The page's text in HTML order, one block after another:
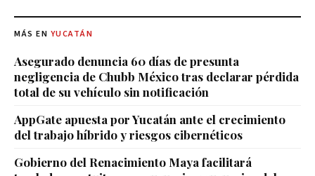
MÁS EN YUCATÁN
Asegurado denuncia 60 días de presunta
negligencia de Chubb México tras declarar pérdida
total de su vehículo sin notificación
AppGate apuesta por Yucatán ante el crecimiento
del trabajo híbrido y riesgos cibernéticos
Gobierno del Renacimiento Maya facilitará